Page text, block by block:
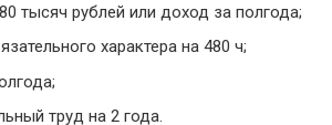
тысяч рублей или доход за полгода;
характера на 480 ч;
труд на 2 года.